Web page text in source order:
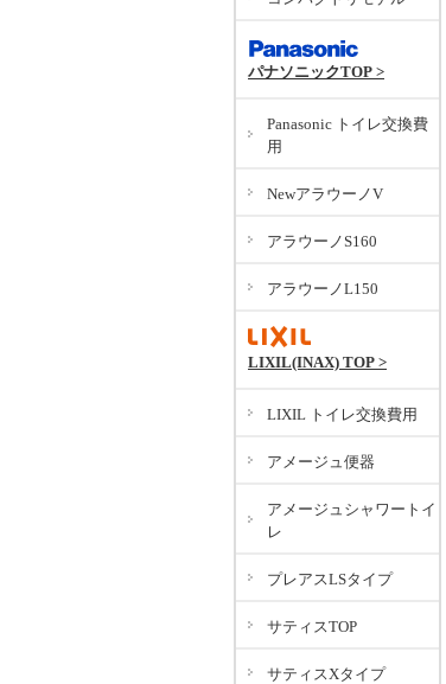
パナソニックTOP >
Panasonic トイレ交換費
用
NewアラウーノV
アラウーノS160
アラウーノL150
LIXIL(INAX) TOP >
LIXIL トイレ交換費用
アメージュ便器
アメージュシャワートイ
レ
プレアスLSタイプ
サティスTOP
サティスXタイプ